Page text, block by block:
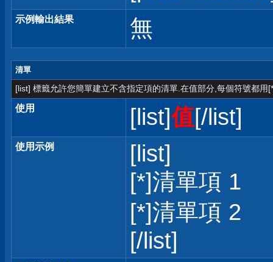
示例輸出結果 無
清單
[list] 標籤允許您簡單建立不含指定項的清單.在值部分,每個符號都用
使用 [list]值[/list]
使用示例
[list]
[*]清單項 1
[*]清單項 2
[/list]